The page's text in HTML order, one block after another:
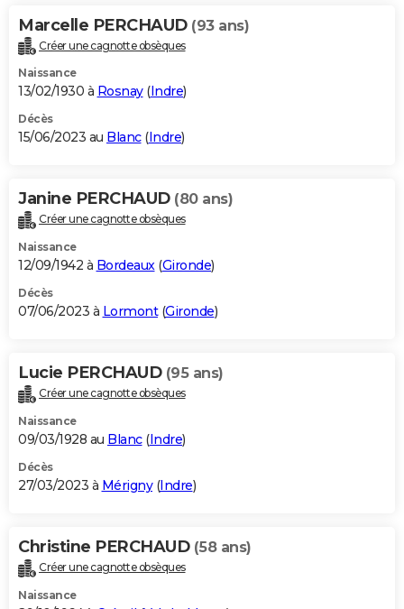
Marcelle PERCHAUD (93 ans)
Créer une cagnotte obsèques
Naissance
13/02/1930 à Rosnay(Indre)
Décès
15/06/2023 au Blanc(Indre)
Janine PERCHAUD (80 ans)
Créer une cagnotte obsèques
Naissance
12/09/1942 à Bordeaux(Gironde)
Décès
07/06/2023 à Lormont(Gironde)
Lucie PERCHAUD (95 ans)
Créer une cagnotte obsèques
Naissance
09/03/1928 au Blanc(Indre)
Décès
27/03/2023 à Mérigny(Indre)
Christine PERCHAUD (58 ans)
Créer une cagnotte obsèques
Naissance